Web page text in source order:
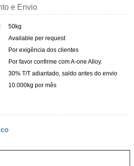
e Envio
50kg
Available per request
Por exigência dos clientes
Por favor confirme com A-one Alloy.
30% T/T adiantado, saldo antes do envio
10.000kg por mês